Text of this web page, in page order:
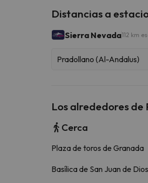
Distancias a
Sierra Nevada112 km
Pradollano (Al-Andalus)
Los alrededores de
Cerca
Plaza de toros de Granada
Basílica de San Juan de Dios